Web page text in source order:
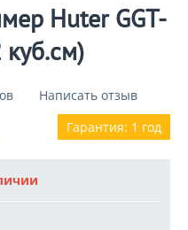
Huter GGT-
Написать отзыв
Гарантия: 1 год